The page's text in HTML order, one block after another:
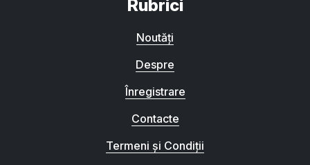
Rubrici
Noutăți
Despre
Înregistrare
Contacte
Termeni și Condiții